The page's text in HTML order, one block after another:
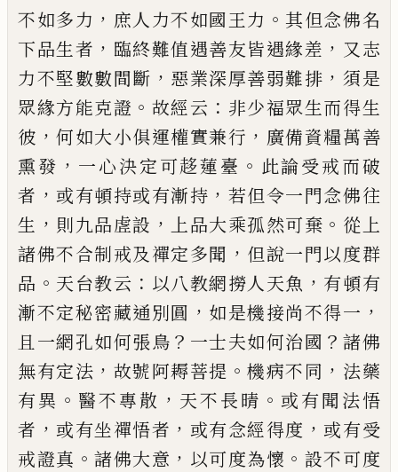
不如多力 ， 庶人力不如國王力 。其但念佛名
下品生者 ， 臨終難值遇善友皆遇緣差 ， 又志
力不堅數數間斷 ， 惡業深厚善弱難排 ， 須是
眾緣方能克證 。 故經云 ： 非少福眾生而得生
彼 ，何如大小俱運權實兼行 ， 廣備資糧萬善
熏發 ， 一心決定可趍蓮臺 。 此論受戒而破
者 ， 或有頓持或有漸持 ， 若但令一門念佛往
生 ， 則九品虗設 ， 上品大乘孤然可棄 。 從上
諸佛不合制戒及禪定多聞 ， 但說一門以度群
品 。 天台教云 ： 以八教網撈人天魚 ， 有頓有
漸不定秘密藏通別圓 ， 如是機接尚不得一 ，
且一網孔如何張鳥 ？ 一士夫如何治國 ？ 諸佛
無有定法 ， 故號阿耨菩提 。機病不同 ， 法藥
有異 。 醫不專散 ， 天不長晴 。 或有聞法悟
者 ， 或有坐禪悟者 ， 或有念經得度 ， 或有受
戒證真 。諸佛大意 ， 以可度為懷 。 設不可度